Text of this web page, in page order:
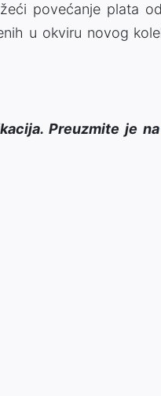
povećanje plata
u okviru novog
Preuzmite je na